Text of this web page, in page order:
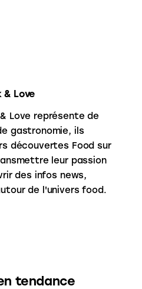
& Love
Love représente de
gastronomie, ils
découvertes Food sur
leur passion
des infos news,
de l'univers food.
tendance